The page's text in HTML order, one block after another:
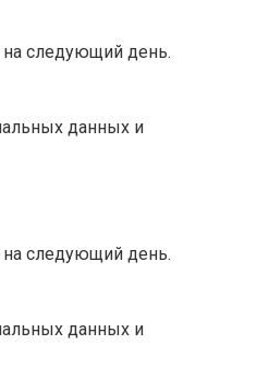
на следующий день.
данных и
на следующий день.
данных и